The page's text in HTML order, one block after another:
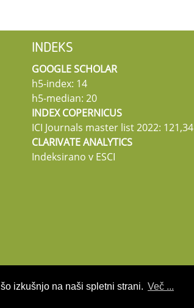
izkušnjo na naši spletni strani. Več ...
INDEKS
GOOGLE SCHOLAR
h5-index: 14
h5-median: 20
INDEX COPERNICUS
ICI Journals master list 2022: 121,34
CLARIVATE ANALYTICS
Indeksirano v ESCI